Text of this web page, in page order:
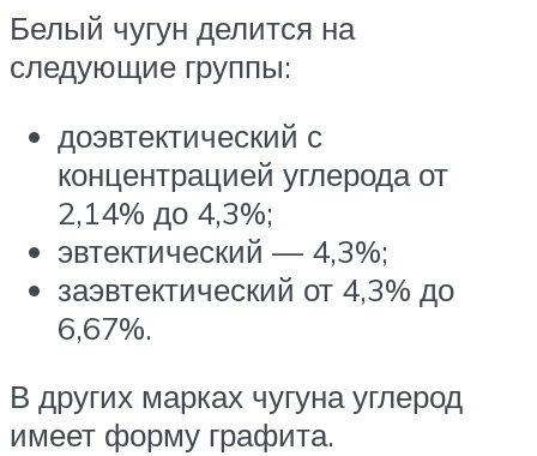
Белый чугун делится на
следующие группы:
доэвтектический с
концентрацией углерода от
2,14% до 4,3%;
эвтектический — 4,3%;
заэвтектический от 4,3% до
6,67%.
В других марках чугуна углерод
имеет форму графита.